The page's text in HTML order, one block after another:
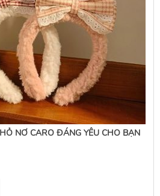
NƠ CARO ĐÁNG YÊU CHO BẠN